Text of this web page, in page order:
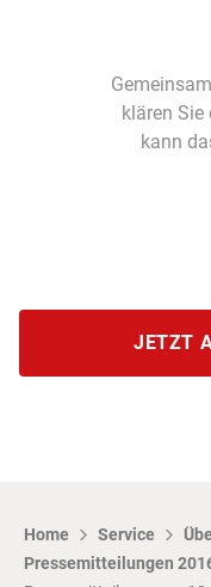
Home Service
Pressemitteilungen
JETZT
klären Sie
kann